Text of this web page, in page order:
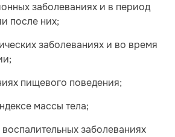
заболеваниях и в период
после них;
заболеваниях и во время
пищевого поведения;
массы тела;
заболеваниях